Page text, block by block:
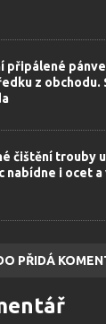
připálené
z obchodu.
čištění trouby
nabídne i ocet a
PŘIDÁ